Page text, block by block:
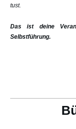
tust.
Das ist deine
Selbstführung.